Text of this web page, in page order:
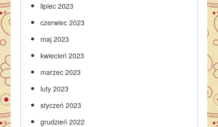
lipiec 2023
czerwiec 2023
maj 2023
kwiecień 2023
marzec 2023
luty 2023
styczeń 2023
grudzień 2022